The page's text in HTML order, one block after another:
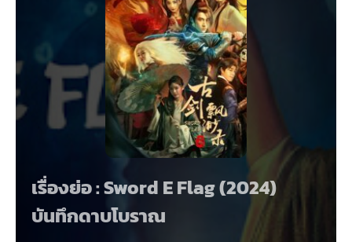
เรื่องย่อ : Sword E Flag (2024)
บันทึกดาบโบราณ